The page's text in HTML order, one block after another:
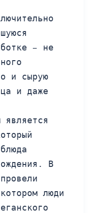
– не
и сырую
и даже
является
В
люди